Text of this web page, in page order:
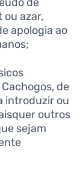
de
ou azar,
apologia ao
de
introduzir ou
outros
sejam